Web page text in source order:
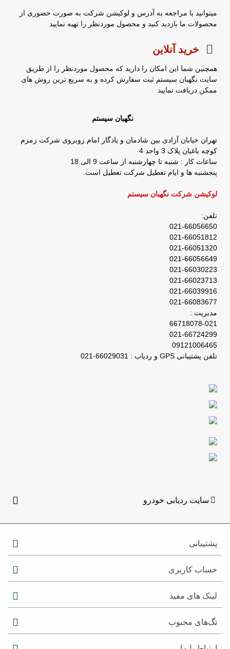
میتوانید با مراجعه به آدرس و لوکیشن شرکت به صورت حضوری از
محصولات ما بازدید کنید و محصول موردنظر را تهیه نمایید
خرید آنلاین
همچنین شما این امکان را دارید که محصول موردنظر را از طریق
سایت نگهبان سیستم ثبت سفارش کرده و به سریع ترین روش های
ممکن دریافت نمایید
نگهبان سیستم
تهران خیابان آزادی بین شادمان و یادگار امام روبروی شرکت زمزم
کوچه باغبان پلاک 3 واحد 4
ساعات کار : شنبه تا چهارشنبه از ساعت 9 الی 18
پنجشنبه ها و ایام تعطیل شرکت تعطیل است.
لوکیشن شرکت نگهبان سیستم
تلفن:
021-66056650
021-66051812
021-66051320
021-66056649
021-66030223
021-66023713
021-66039916
021-66083677
مدیریت :
66718078-021
021-66724299
09121006465
تلفن پشتیبانی GPS و ردیاب : 66029031-021
سایت ردیابی خودرو
پشتیبانی
حساب کاربری
لینک های مفید
تگ‌های محبوب